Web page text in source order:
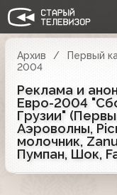
Архив Первый
2004
Реклама и
Евро-2004
Грузии"
Аэроволны,
молочник,
Пумпан, Шок,